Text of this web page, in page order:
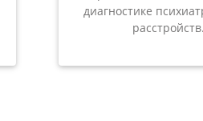
диагностике
расстройств.